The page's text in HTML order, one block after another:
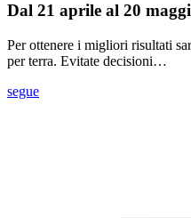
Dal 21 aprile al 20
Per ottenere i migliori risultati
per terra. Evitate decisioni…
segue